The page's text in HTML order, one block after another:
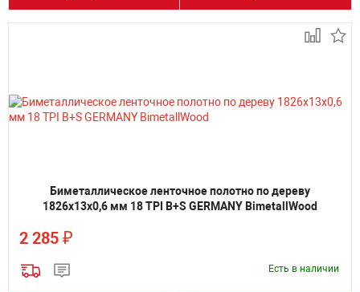
Биметаллическое ленточное полотно по дереву
1826х13х0,6 мм 18 TPI B+S GERMANY BimetallWood
2 285 ₽
Есть в наличии